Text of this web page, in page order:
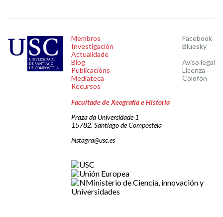
Membros
Investigación
Actualidade
Blog
Publicacións
Mediateca
Recursos
Facebook
Bluesky
Aviso legal
Licenza
Colofón
Facultade de Xeografía e Historia
Praza da Universidade 1
15782. Santiago de Compostela
histagra@usc.es